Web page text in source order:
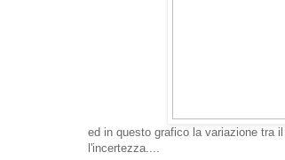
ed in questo grafico la variazione tra
l'incertezza....